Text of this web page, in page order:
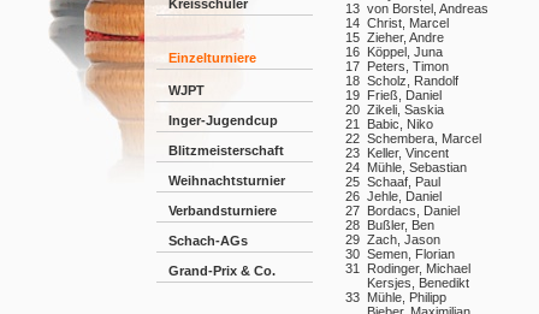
Kreisschüler
Einzelturniere
WJPT
Inger-Jugendcup
Blitzmeisterschaft
Weihnachtsturnier
Verbandsturniere
Schach-AGs
Grand-Prix & Co.
13 von Borstel, Andreas
14 Christ, Marcel
15 Zieher, Andre
16 Köppel, Juna
17 Peters, Timon
18 Scholz, Randolf
19 Frieß, Daniel
20 Zikeli, Saskia
21
Babic, Niko
22 Schembera, Marcel
23 Keller, Vincent
24 Mühle, Sebastian
25 Schaaf, Paul
26 Jehle, Daniel
27 Bordacs, Daniel
28 Bußler, Ben
29 Zach, Jason
30 Semen, Florian
31
Rodinger, Michael
Kersjes, Benedikt
33 Mühle, Philipp